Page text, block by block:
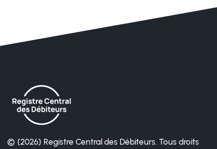
© {2026} Registre Central des Débiteurs. Tous droits